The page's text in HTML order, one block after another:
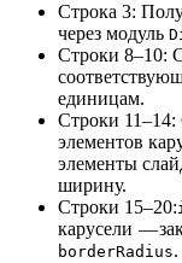
Строка 3:
через модуль
Строки 8–10:
единицам.
Строки 11–14:
элементов
элементы
ширину.
Строки 15–20:
карусели —
borderRadius.